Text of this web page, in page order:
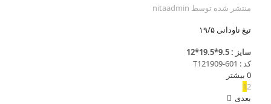
منتشر شده توسط nitaadmin
تیغ ناودانی ۱۹/۵
سایز : 9.5*19.5*12
کد : T121909-601
0 بیشتر
12
بعدی